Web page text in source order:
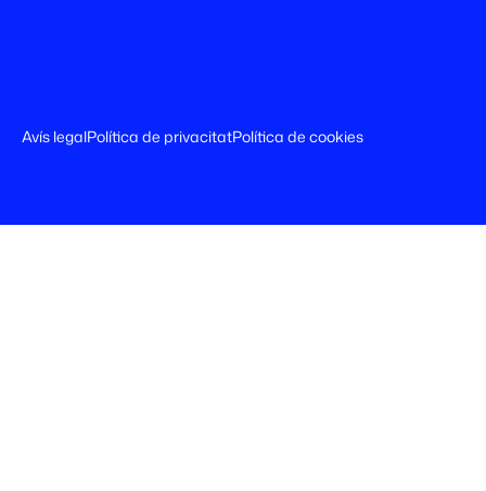
Avís legalPolítica de privacitatPolítica de cookies